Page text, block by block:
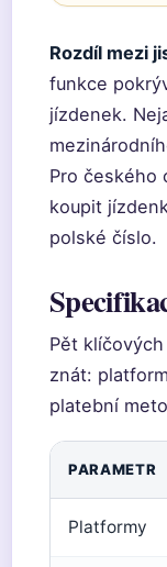
Rozdíl mezi
funkce
jízdenek.
Pro českého
koupit
polské číslo.
Pět
znát:
platební
PARAMETR
Platformy